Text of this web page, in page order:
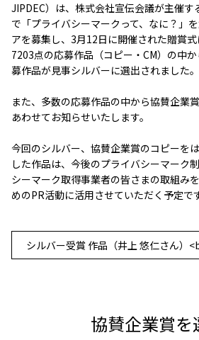
JIPDEC）は、株式会社宣伝会議が主催す
で「プライバシーマークって、なに？」
アを募集し、3月12日に開催された贈賞
7203点の応募作品（コピー・CM）の中
募作品が見事シルバーに選出されました。
また、多数の応募作品の中から協賛企業
あわせてお知らせいたします。
今回のシルバー、協賛企業賞のコピーを
した作品は、今後のプライバシーマーク
シーマーク取得事業者の皆さまの取組み
めのPR活動に活用させていただく予定です
シルバー受賞 作品（井上 悠仁さん）
協賛企業賞を